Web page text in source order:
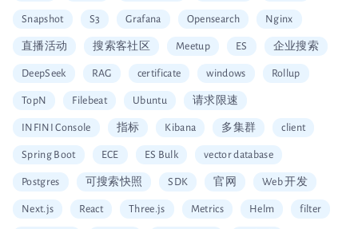
Snapshot S3 Grafana Opensearch Nginx
直播活动 搜索客社区 Meetup ES 企业搜索
DeepSeek RAG certificate windows Rollup
TopN Filebeat Ubuntu 请求限速
INFINI Console 指标 Kibana 多集群 client
Spring Boot ECE ES Bulk vector database
Postgres 可搜索快照 SDK 官网 Web 开发
Next.js React Three.js Metrics Helm filter